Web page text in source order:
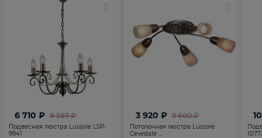
9 587 ₽
6 710 ₽
Подвесная люстра Lussole LSP-
9941
5 600 ₽
3 920 ₽
Потолочная люстра Lussole
Cevedale ...